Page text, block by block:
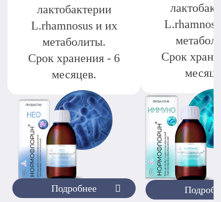
Подробнее
лактобактерии
L.rhamnosus и их
метаболиты.
Срок хранения - 6
месяцев.
Срок